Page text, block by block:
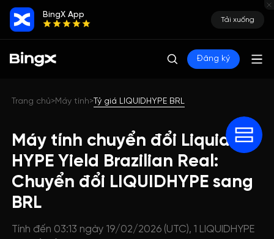
BingX App
Tải xuống
Đăng ký
Trang chủ>Máy tính>Tỷ giá LIQUIDHYPE BRL
Máy tính chuyển đổi Liquid
HYPE Yield Brazilian Real:
Chuyển đổi LIQUIDHYPE sang
BRL
Tính đến 03:13 ngày 19/02/2026 (UTC), 1 LIQUIDHYPE